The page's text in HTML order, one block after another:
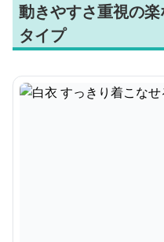
動きやすさ重視の
タイプ